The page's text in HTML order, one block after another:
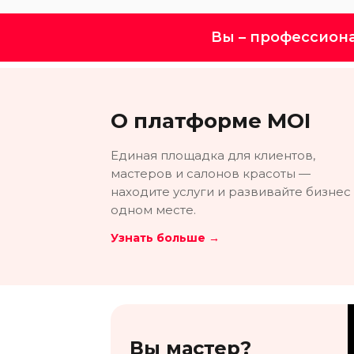
Вы –
О платформе MOI
Единая площадка для клиентов,
мастеров и салонов красоты —
находите услуги и развивайте бизнес
одном месте.
Узнать больше →
Вы мастер?